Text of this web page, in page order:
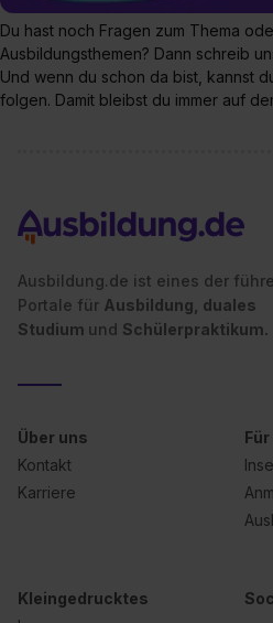
Du hast noch Fragen zum Thema
Ausbildungsthemen? Dann schreib
Und wenn du schon da bist, kannst
folgen. Damit bleibst du immer auf
Ausbildung.de ist eines der
Portale für Ausbildung, duales
Studium und Schülerpraktikum.
Über uns
Kontakt
Karriere
Kleingedrucktes